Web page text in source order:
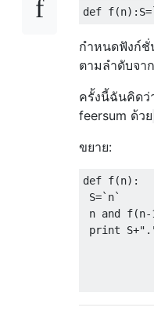
def f(n): S
กำหนดฟังก์ชั่
ตามลำดับจา
ครั้งนี้ฉันคิดว่
feersum ด้วย
ขยาย:
def f(n):
S=` n`
n and f(n-
print S+